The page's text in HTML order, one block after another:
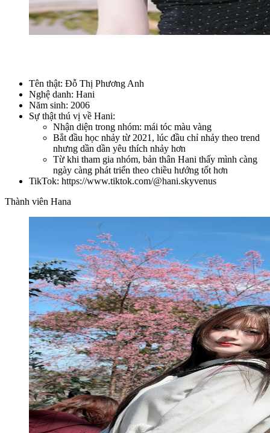
Tên thật: Đỗ Thị Phương Anh
Nghệ danh: Hani
Năm sinh: 2006
Sự thật thú vị về Hani:
Nhận diện trong nhóm: mái tóc màu vàng
Bắt đầu học nhảy từ 2021, lúc đầu chỉ nhảy theo trend
nhưng dần dần yêu thích nhảy hơn
Từ khi tham gia nhóm, bản thân Hani thấy mình càng
ngày càng phát triển theo chiều hướng tốt hơn
TikTok: https://www.tiktok.com/@hani.skyvenus
Thành viên Hana